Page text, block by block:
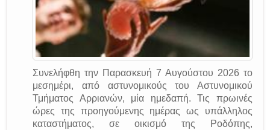
Συνελήφθη την Παρασκευή 7 Αυγούστου 2026 το
μεσημέρι, από αστυνομικούς του Αστυνομικού
Τμήματος Αρριανών, μία ημεδαπή. Τις πρωινές
ώρες της προηγούμενης ημέρας ως υπάλληλος
καταστήματος, σε οικισμό της Ροδόπης,